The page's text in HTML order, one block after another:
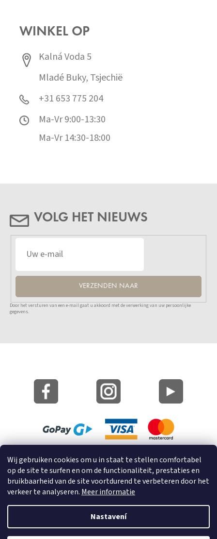
Wij gebruiken cookies om u in staat te stellen comfortabel
op de site te surfen en om de functionaliteit, prestaties en
bruikbaarheid van de site voortdurend te verbeteren door het
verkeer te analyseren. Meer informatie
Nastavení
WINKEL OP
Kalná Voda 5
Mladé Buky, Tsjechië
+31 653 775 204
Ma-Vr 9:00-13:30
Ma-Vr 14:30-18:00
VOLG HET NIEUWS
VERZENDEN NAAR
Door het versturen van een e-mail gaat u akkoord met de verwerking van uw persoonlijke
gegevens.
Informatie over cookies
© 2023 GRUND a.s.